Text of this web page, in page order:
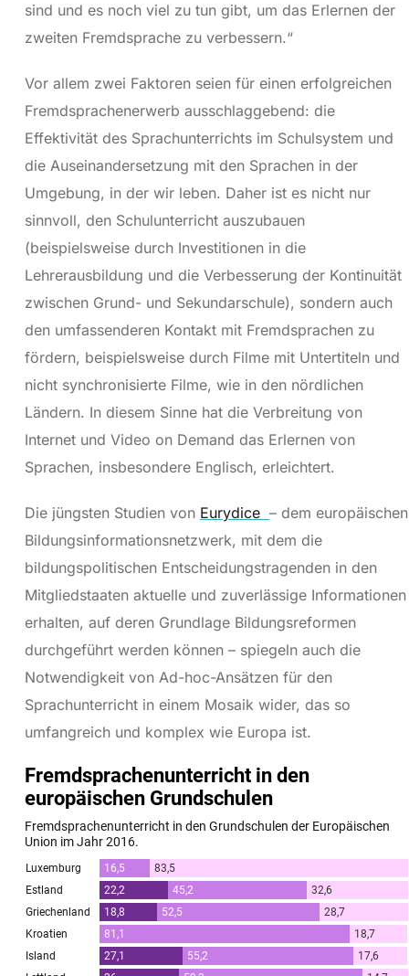
sind und es noch viel zu tun gibt, um das Erlernen der
zweiten Fremdsprache zu verbessern.“
Vor allem zwei Faktoren seien für einen erfolgreichen
Fremdsprachenerwerb ausschlaggebend: die
Effektivität des Sprachunterrichts im Schulsystem und
die Auseinandersetzung mit den Sprachen in der
Umgebung, in der wir leben. Daher ist es nicht nur
sinnvoll, den Schulunterricht auszubauen
(beispielsweise durch Investitionen in die
Lehrerausbildung und die Verbesserung der Kontinuität
zwischen Grund- und Sekundarschule), sondern auch
den umfassenderen Kontakt mit Fremdsprachen zu
fördern, beispielsweise durch Filme mit Untertiteln und
nicht synchronisierte Filme, wie in den nördlichen
Ländern. In diesem Sinne hat die Verbreitung von
Internet und Video on Demand das Erlernen von
Sprachen, insbesondere Englisch, erleichtert.
Die jüngsten Studien von Eurydice – dem europäischen
Bildungsinformationsnetzwerk, mit dem die
bildungspolitischen Entscheidungstragenden in den
Mitgliedstaaten aktuelle und zuverlässige Informationen
erhalten, auf deren Grundlage Bildungsreformen
durchgeführt werden können – spiegeln auch die
Notwendigkeit von Ad-hoc-Ansätzen für den
Sprachunterricht in einem Mosaik wider, das so
umfangreich und komplex wie Europa ist.